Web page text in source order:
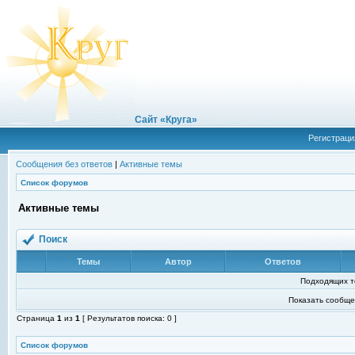
Сайт «Круга»
Сообщения без ответов | Активные темы
Список форумов
Активные темы
Поиск
Темы Автор Ответов
Подходящих
Показать
Страница 1 из 1 [ Результатов поиска: 0 ]
Список форумов